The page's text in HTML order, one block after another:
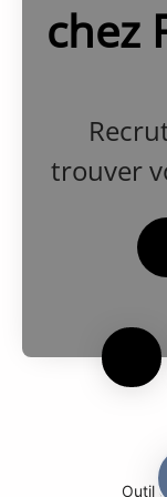
chez
trouver
Outil